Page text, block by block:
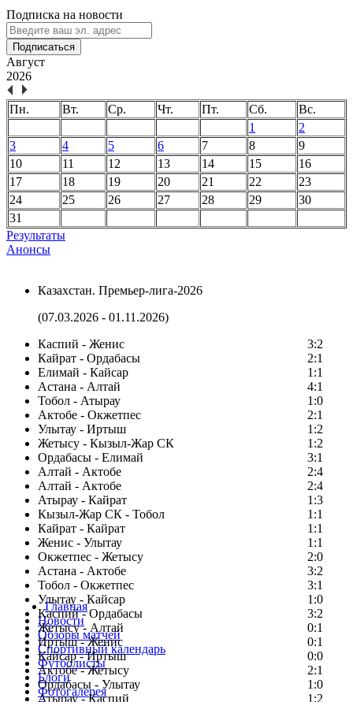
Подписка на новости
Подписаться
Август
2026
Пн. Вт. Ср. Чт. Пт. Сб.
Вс.
1
2
3
4 5 6 7 8
9
10
11 12 13 14 15
16
17
18 19 20 21 22
23
24
25 26 27 28 29
30
31
Результаты
Анонсы
Казахстан. Премьер-лига-2026
(07.03.2026 - 01.11.2026)
Каспий - Женис
3:2
Кайрат - Ордабасы
2:1
Елимай - Кайсар
1:1
Астана - Алтай
4:1
Тобол - Атырау
1:0
Актобе - Окжетпес
2:1
Улытау - Иртыш
1:2
Жетысу - Кызыл-Жар СК
1:2
Ордабасы - Елимай
3:1
Алтай - Актобе
2:4
Алтай - Актобе
2:4
Атырау - Кайрат
1:3
Кызыл-Жар СК - Тобол
1:1
Кайрат - Кайрат
1:1
Женис - Улытау
1:1
Окжетпес - Жетысу
2:0
Астана - Актобе
3:2
Тобол - Окжетпес
3:1
Улытау - Кайсар
1:0
Каспий - Ордабасы
3:2
Жетысу - Алтай
0:1
Иртыш - Женис
0:1
Кайсар - Иртыш
0:0
Актобе - Жетысу
2:1
Ордабасы - Улытау
1:0
Атырау - Каспий
1:2
Главная
Новости
Обзоры матчей
Спортивный календарь
Футболисты
Блоги
Фотогалерея